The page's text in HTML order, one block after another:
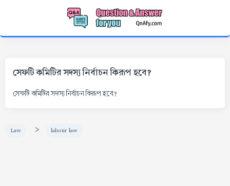
সেফটি কমিটির সদস্য নির্বাচন কিরূপ হবে?
সেফটি কমিটির সদস্য নির্বাচন কিরূপ হবে?
Law > labour law